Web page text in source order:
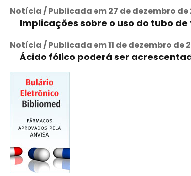
Notícia / Publicada em 27 de dezembro de
Implicações sobre o uso do tubo
Notícia / Publicada em 11 de dezembro de
Ácido fólico poderá ser